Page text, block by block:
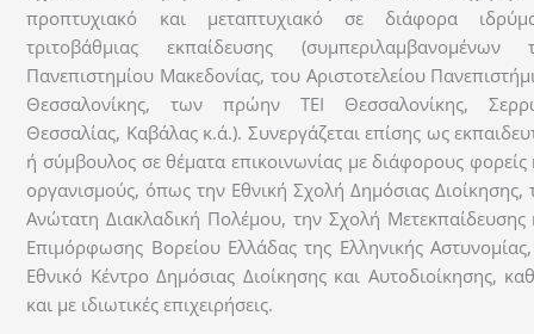
προπτυχιακό και μεταπτυχιακό σε διάφορα
τριτοβάθμιας εκπαίδευσης (συμπεριλαμβανομένων
Πανεπιστημίου Μακεδονίας, του Αριστοτελείου
Θεσσαλονίκης, των πρώην ΤΕΙ Θεσσαλονίκης,
Θεσσαλίας, Καβάλας κ.ά.). Συνεργάζεται επίσης ως
ή σύμβουλος σε θέματα επικοινωνίας με διάφορους φορείς
οργανισμούς, όπως την Εθνική Σχολή Δημόσιας Διοίκησης,
Ανώτατη Διακλαδική Πολέμου, την Σχολή Μετεκπαίδευσης
Επιμόρφωσης Βορείου Ελλάδας της Ελληνικής
Εθνικό Κέντρο Δημόσιας Διοίκησης και Αυτοδιοίκησης,
και με ιδιωτικές επιχειρήσεις.